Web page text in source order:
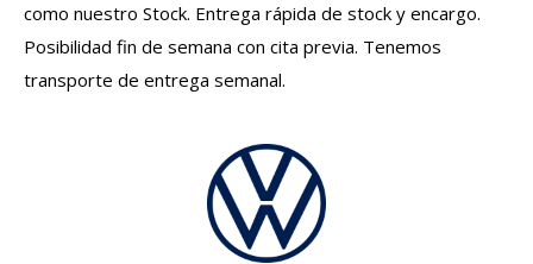
como nuestro Stock. Entrega rápida de stock y encargo.
Posibilidad fin de semana con cita previa. Tenemos
transporte de entrega semanal.